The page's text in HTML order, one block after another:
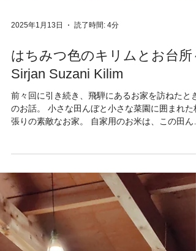
2025年1月13日 読了時間: 4分
はちみつ色のキリムとお台所
Sirjan Suzani Kilim
前々回に引き続き、飛騨にあるお家を訪ねたとき
のお話。 小さな田んぼと小さな菜園に囲まれた
張りの素敵なお家。 自家用のお米は、この田ん
でつくる無農薬のお米で賄っているそう。手植え
はしないけど、稲を刈り取った後は、はざかけに